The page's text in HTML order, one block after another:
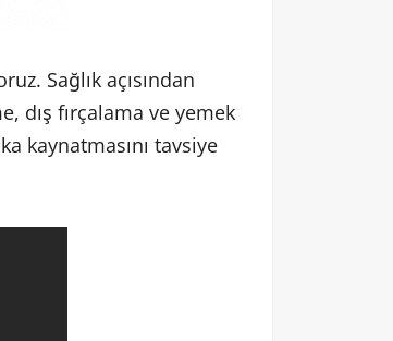
Sağlık açısından
dış fırçalama ve yemek
kaynatmasını tavsiye